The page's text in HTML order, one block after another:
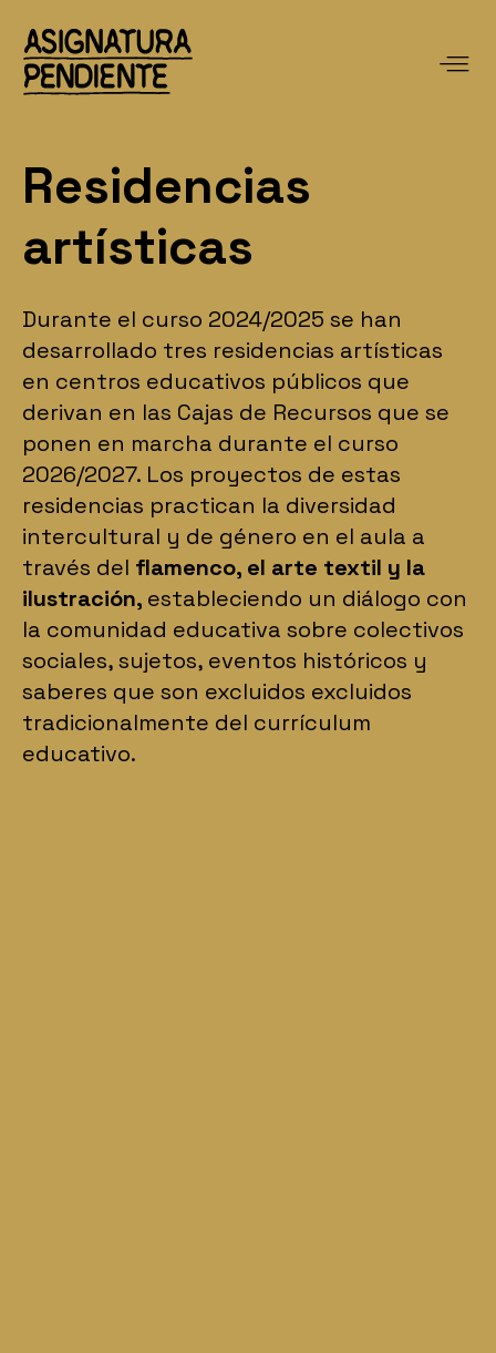
Residencias
artísticas
Durante el curso 2024/2025 se han
desarrollado tres residencias artísticas
en centros educativos públicos que
derivan en las Cajas de Recursos que se
ponen en marcha durante el curso
2026/2027. Los proyectos de estas
residencias practican la diversidad
intercultural y de género en el aula a
través del flamenco, el arte textil y la
ilustración, estableciendo un diálogo con
la comunidad educativa sobre colectivos
sociales, sujetos, eventos históricos y
saberes que son excluidos excluidos
tradicionalmente del currículum
educativo.